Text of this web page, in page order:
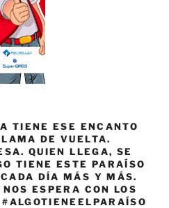
TIENE ESE ENCANTO
DE VUELTA.
QUIEN LLEGA, SE
TIENE ESTE PARAÍSO
DÍA MÁS Y MÁS.
ESPERA CON LOS